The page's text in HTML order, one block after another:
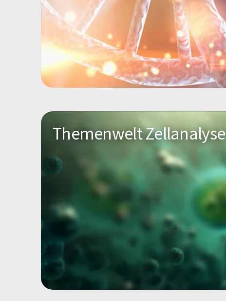
Themenwelt Zellanalyse